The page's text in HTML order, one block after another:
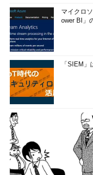
マイクロ
ower BI」
「SIEM